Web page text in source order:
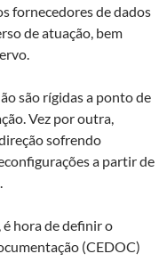
fornecedores de dados
de atuação, bem
são rígidas a ponto de
Vez por outra,
sofrendo
a partir de
é hora de definir o
(CEDOC)